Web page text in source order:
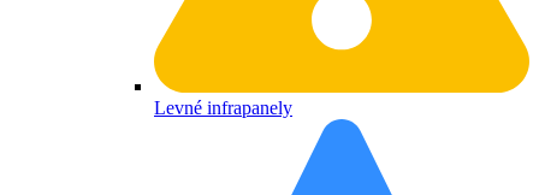
Levné infrapanely